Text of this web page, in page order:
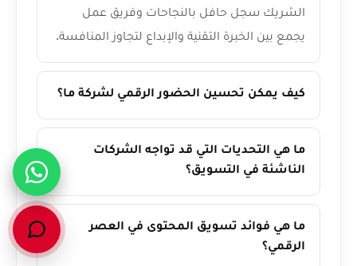
الشريك سجل حافل بالنجاحات وفريق عمل
يجمع بين الخبرة التقنية والإبداع لتجاوز المنافسة.
كيف يمكن تحسين الحضور الرقمي لشركة ما؟
ما هي التحديات التي قد تواجه الشركات
الناشئة في التسويق؟
ما هي فوائد تسويق المحتوى في العصر
الرقمي؟